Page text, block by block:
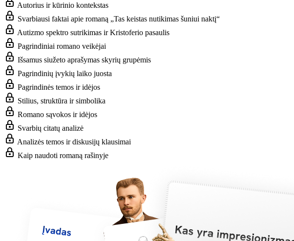
Autorius ir kūrinio kontekstas
Svarbiausi faktai apie romaną „Tas keistas nutikimas šuniui naktį“
Autizmo spektro sutrikimas ir Kristoferio pasaulis
Pagrindiniai romano veikėjai
Išsamus siužeto aprašymas skyrių grupėmis
Pagrindinių įvykių laiko juosta
Pagrindinės temos ir idėjos
Stilius, struktūra ir simbolika
Romano sąvokos ir idėjos
Svarbių citatų analizė
Analizės temos ir diskusijų klausimai
Kaip naudoti romaną rašinyje